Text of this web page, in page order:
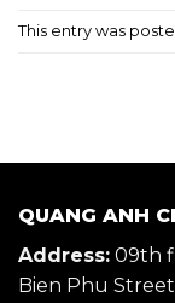
This entry was
QUANG ANH
Address: 09th
Bien Phu